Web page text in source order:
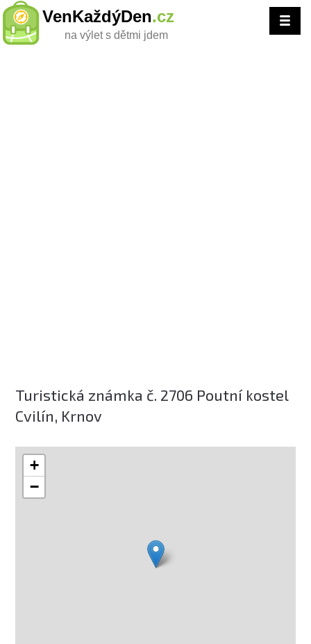
VenKaždýDen.cz
na výlet s dětmi jdem
Turistická známka č. 2706 Poutní kostel
Cvilín, Krnov
+
−